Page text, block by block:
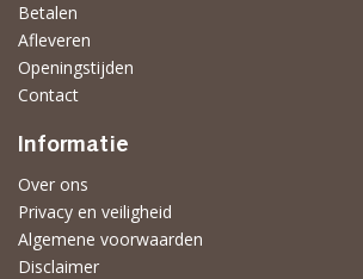
Betalen
Afleveren
Openingstijden
Contact
Informatie
Over ons
Privacy en veiligheid
Algemene voorwaarden
Disclaimer